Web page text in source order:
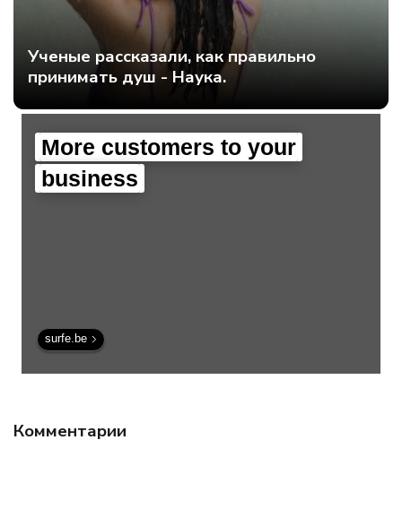
Ученые рассказали, как правильно
принимать душ - Наука.
More customers to your
business
surfe.be
Комментарии